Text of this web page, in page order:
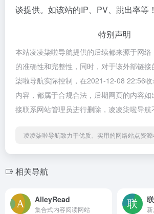
谈提供。如该站的IP、PV、跳出率等！
特别声明
本站凌凌柒啦导航提供的后续都来源于网
的准确性和完整性，同时，对于该外部链
柒啦导航实际控制，在2021-12-08 22:56
内容，都属于合规合法，后期网页的内容
接联系网站管理员进行删除，凌凌柒啦导航
凌凌柒啦导航致力于优质、实用的网络站点资源
相关导航
AlleyRead
集合式内容阅读网站